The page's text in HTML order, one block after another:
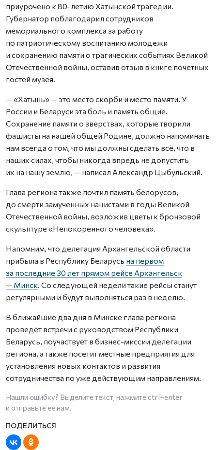
приурочено к 80-летию Хатынской трагедии.
Губернатор поблагодарил сотрудников
мемориального комплекса за работу
по патриотическому воспитанию молодежи
и сохранению памяти о трагических событиях Великой
Отечественной войны, оставив отзыв в книге почетных
гостей музея.
— «Хатынь» — это место скорби и место памяти. У
России и Беларуси эта боль и память общие.
Сохранение памяти о зверствах, которые творили
фашисты на нашей общей Родине, должно напоминать
нам всегда о том, что мы должны сделать всё, что в
наших силах, чтобы никогда впредь не допустить
их на нашу землю, — написал Александр Цыбульский.
Глава региона также почтил память белорусов,
до смерти замученных нацистами в годы Великой
Отечественной войны, возложив цветы к бронзовой
скульптуре «Непокоренного человека».
Напомним, что делегация Архангельской области
прибыла в Республику Беларусь на первом
за последние 30 лет прямом рейсе Архангельск
— Минск. Со следующей недели такие рейсы станут
регулярными и будут выполняться раз в неделю.
В ближайшие два дня в Минске глава региона
проведёт встречи с руководством Республики
Беларусь, поучаствует в бизнес-миссии делегации
региона, а также посетит местные предприятия для
установления новых контактов и развития
сотрудничества по уже действующим направлениям.
Нашли ошибку? Выделите текст, нажмите ctrl+enter
и отправьте ее нам.